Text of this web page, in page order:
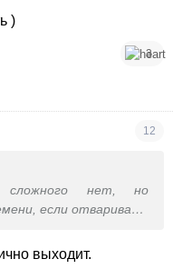
кулинарии, от
)
3
12
нет, но
если отваривать
выходит.